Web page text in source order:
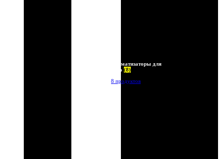
Ароматизаторы для
авто (8)
8 продуктов